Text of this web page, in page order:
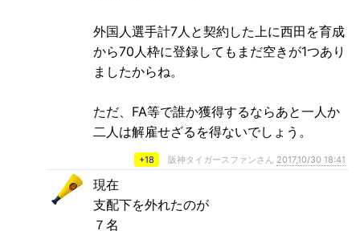
外国人選手計7人と契約した上に西田を育成
から70人枠に登録してもまだ空きが1つあり
ましたからね。
ただ、FA等で誰か獲得するならあと一人か
二人は解雇せざるを得ないでしょう。
+18 阪神タイガースファンさん 2017,10/30 18:41
現在
支配下を外れたのが
７名